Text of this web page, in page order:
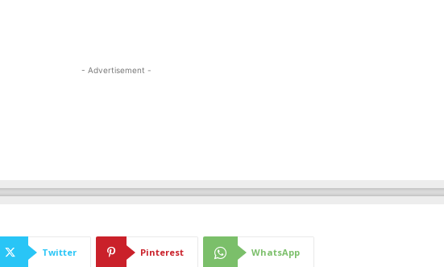
- Advertisement -
Twitter Pinterest WhatsApp